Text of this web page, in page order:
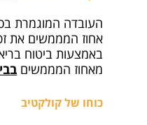
העובדה המוגמרת
אחוז המממשים את
מאחוז המממשים
כוחו של קולקטיב